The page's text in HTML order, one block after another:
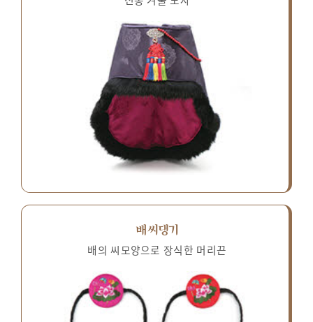
배씨댕기
배의 씨모양으로 장식한 머리끈